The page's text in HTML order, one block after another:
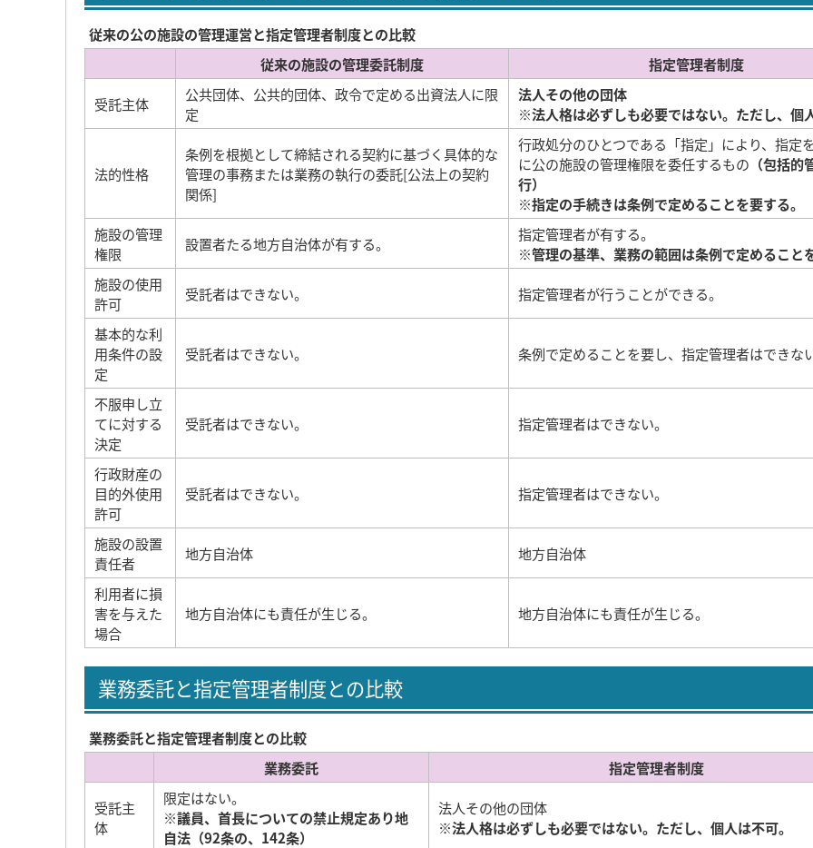
従来の公の施設の管理運営と指定管理者制度との比較
従来の施設の管理委託制度
指定管理者制度
受託主体
公共団体、公共的団体、政令で定める出資法人に限
定
法人その他の団体
※法人格は必ずしも必要ではない。ただし、個
法的性格
条例を根拠として締結される契約に基づく具体的な
管理の事務または業務の執行の委託[公法上の契約
関係]
行政処分のひとつである「指定」により、指定
に公の施設の管理権限を委任するもの （包括
行）
※指定の手続きは条例で定めることを要する。
施設の管理
権限
設置者たる地方自治体が有する。
指定管理者が有する。
※管理の基準、業務の範囲は条例で定めること
施設の使用
許可
受託者はできない。
指定管理者が行うことができる。
基本的な利
用条件の設
定
受託者はできない。 条例で定めることを要し、指定管理者はできな
不服申し立
てに対する
決定
受託者はできない。 指定管理者はできない。
行政財産の
目的外使用
許可
受託者はできない。 指定管理者はできない。
施設の設置
責任者
地方自治体
地方自治体
利用者に損
害を与えた
場合
地方自治体にも責任が生じる。 地方自治体にも責任が生じる。
業務委託と指定管理者制度との比較
業務委託と指定管理者制度との比較
業務委託
指定管理者制度
受託主
体
限定はない。
※議員、首長についての禁止規定あり地
自法（92条の、142条）
法人その他の団体
※法人格は必ずしも必要ではない。ただし、個人は不可。